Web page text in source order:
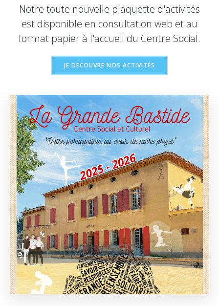
Notre toute nouvelle plaquette d'activités
est disponible en consultation web et au
format papier à l'accueil du Centre Social.
JE DÉCOUVRE NOS ACTIVITÉS